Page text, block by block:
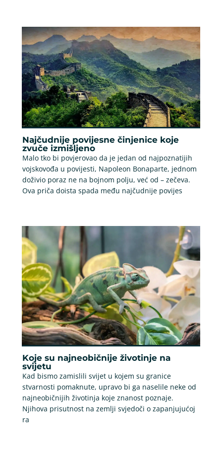
Najčudnije povijesne činjenice koje
zvuče izmišljeno
Malo tko bi povjerovao da je jedan od najpoznatijih
vojskovođa u povijesti, Napoleon Bonaparte, jednom
doživio poraz ne na bojnom polju, već od – zečeva.
Ova priča doista spada među najčudnije povijes
Koje su najneobičnije životinje na
svijetu
Kad bismo zamislili svijet u kojem su granice
stvarnosti pomaknute, upravo bi ga naselile neke od
najneobičnijih životinja koje znanost poznaje.
Njihova prisutnost na zemlji svjedoči o zapanjujućoj
ra